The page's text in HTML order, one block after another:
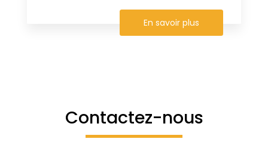
En savoir plus
Contactez-nous